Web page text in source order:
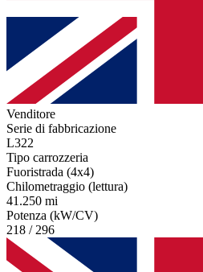
Venditore
Serie di fabbricazione
L322
Tipo carrozzeria
Fuoristrada (4x4)
Chilometraggio (lettura)
41.250 mi
Potenza (kW/CV)
218 / 296